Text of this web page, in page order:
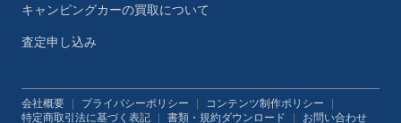
キャンピングカーの買取について
査定申し込み
会社概要 プライバシーポリシー コンテンツ制作ポリシー
特定商取引法に基づく表記
書類・規約ダウンロード お問い合わせ